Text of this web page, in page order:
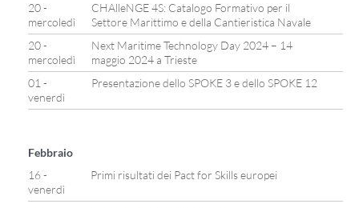
20 -
mercoledì
CHAlleNGE 4S: Catalogo Formativo per il
Settore Marittimo e della Cantieristica Navale
20 -
mercoledì
Next Maritime Technology Day 2024 – 14
maggio 2024 a Trieste
01 -
venerdì
Presentazione dello SPOKE 3 e dello SPOKE 12
Febbraio
16 -
venerdì
Primi risultati dei Pact for Skills europei